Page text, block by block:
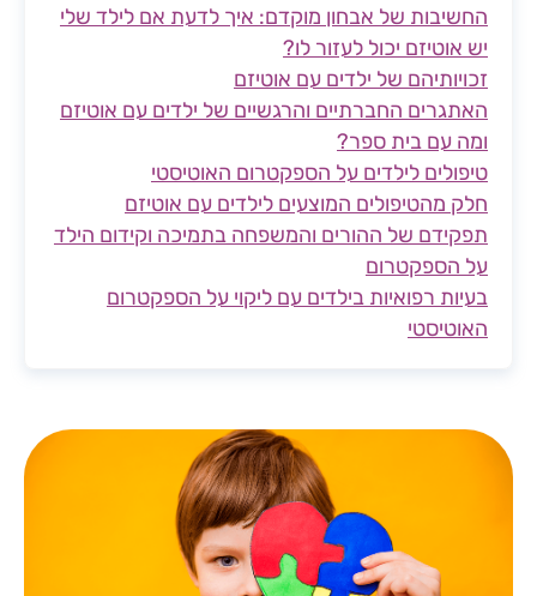
החשיבות של אבחון מוקדם: איך לדעת אם לילד שלי
יש אוטיזם יכול לעזור לו?
זכויותיהם של ילדים עם אוטיזם
האתגרים החברתיים והרגשיים של ילדים עם אוטיזם
ומה עם בית ספר?
טיפולים לילדים על הספקטרום האוטיסטי
חלק מהטיפולים המוצעים לילדים עם אוטיזם
תפקידם של ההורים והמשפחה בתמיכה וקידום הילד
על הספקטרום
בעיות רפואיות בילדים עם ליקוי על הספקטרום
האוטיסטי